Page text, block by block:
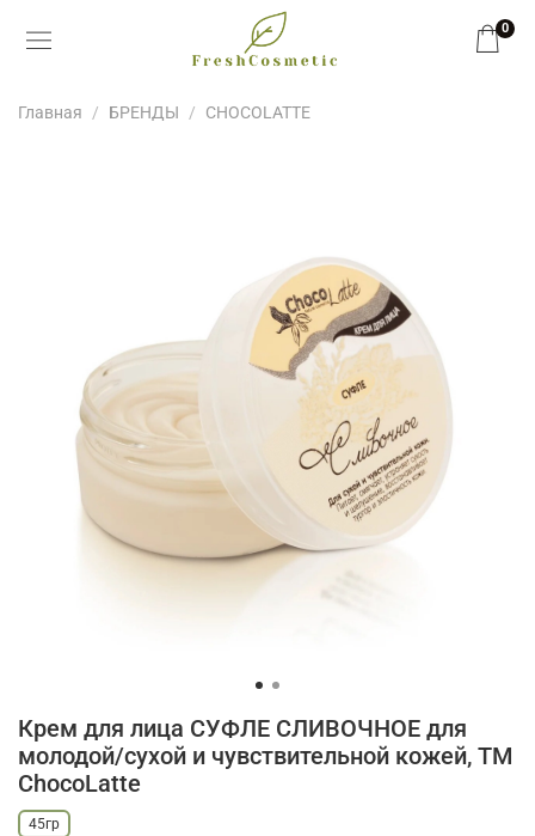
0
Главная БРЕНДЫ CHOCOLATTE
Крем для лица СУФЛЕ СЛИВОЧНОЕ для
молодой/сухой и чувствительной кожей, TM
ChocoLatte
45гр